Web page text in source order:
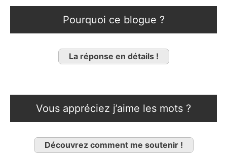
Pourquoi ce blogue ?
La réponse en détails !
Vous appréciez j’aime les mots ?
Découvrez comment me soutenir !